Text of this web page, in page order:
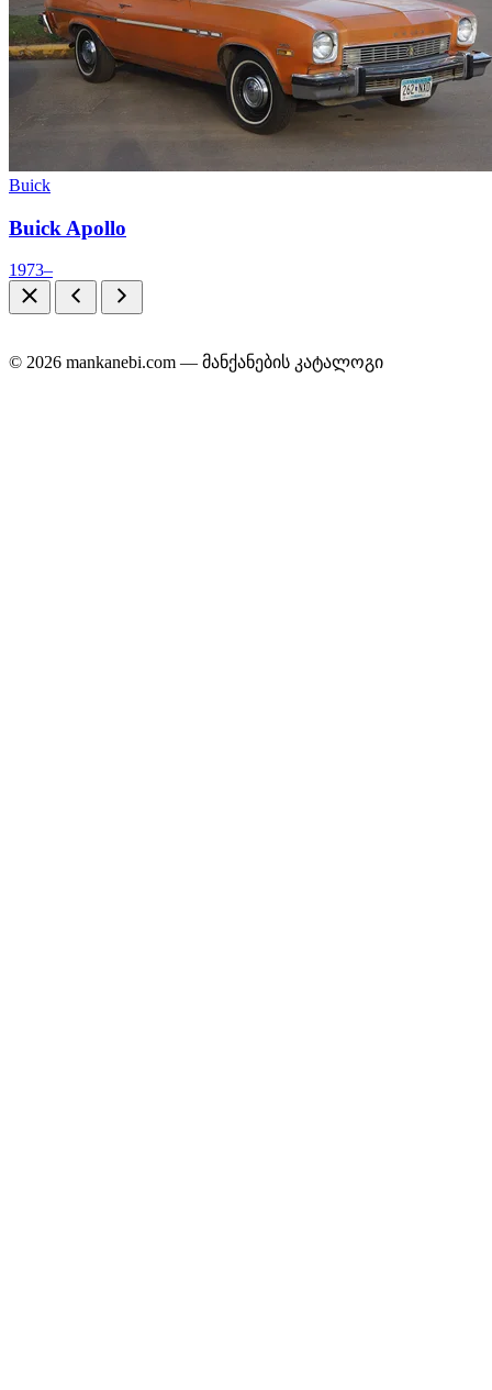
Buick
Buick Apollo
1973–
© 2026 mankanebi.com — მანქანების კატალოგი